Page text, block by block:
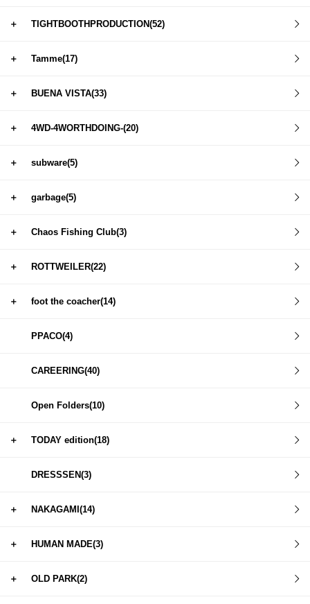
＋ TIGHTBOOTHPRODUCTION(52)
＋ Tamme(17)
＋ BUENA VISTA(33)
＋ 4WD-4WORTHDOING-(20)
＋ subware(5)
＋ garbage(5)
＋ Chaos Fishing Club(3)
＋ ROTTWEILER(22)
＋ foot the coacher(14)
PPACO(4)
CAREERING(40)
Open Folders(10)
＋ TODAY edition(18)
DRESSSEN(3)
＋ NAKAGAMI(14)
＋ HUMAN MADE(3)
＋ OLD PARK(2)